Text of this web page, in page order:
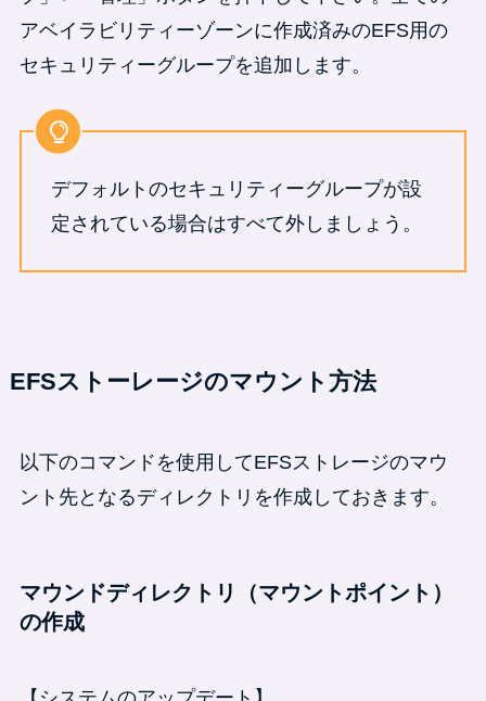
アベイラビリティーゾーンに作成済みのEFS用の
セキュリティーグループを追加します。
デフォルトのセキュリティーグループが設
定されている場合はすべて外しましょう。
EFSストーレージのマウント方法
以下のコマンドを使用してEFSストレージのマウ
ント先となるディレクトリを作成しておきます。
マウンドディレクトリ（マウントポイント）
の作成